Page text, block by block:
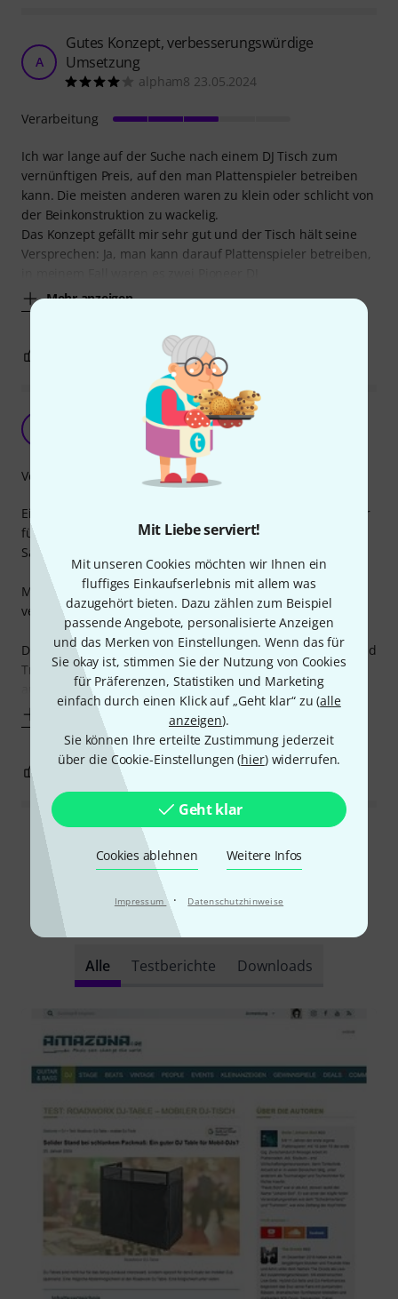
Mit Liebe serviert!
Mit unseren Cookies möchten wir Ihnen ein
fluffiges Einkaufserlebnis mit allem was
dazugehört bieten. Dazu zählen zum Beispiel
passende Angebote, personalisierte Anzeigen
und das Merken von Einstellungen. Wenn das für
Sie okay ist, stimmen Sie der Nutzung von Cookies
für Präferenzen, Statistiken und Marketing
einfach durch einen Klick auf „Geht klar“ zu (alle
anzeigen).
Sie können Ihre erteilte Zustimmung jederzeit
über die Cookie-Einstellungen (hier) widerrufen.
Geht klar
Cookies ablehnen Weitere Infos
Impressum · Datenschutzhinweise
A
Gutes Konzept, verbesserungswürdige
Umsetzung
alpham8 23.05.2024
Ich war lange auf der Suche nach einem DJ Tisch zum
vernünftigen Preis, auf den man Plattenspieler betreiben
kann. Die meisten anderen waren zu klein oder schlicht von
der Beinkonstruktion zu wackelig.
Das Konzept gefällt mir sehr gut und der Tisch hält seine
Versprechen: Ja, man kann darauf Plattenspieler betreiben,
Mehr anzeigen
Verarbeitung
BEWERTUNG MELDEN
Allrounder für viele Einsatzgebiete
Rabatzmacher 01.02.2024
Ein sehr gut verarbeiteter Tisch. Er wird bei uns im Theater
für die Technik verwendet. Damit sind wir flexibler in der
Saal- und Bühnengestaltung.
Man kann ihn auch gut als Theke mit Zapfanlage
verwenden ;)
Das Gewicht schreckt ein wenig ab, da die Tasche genügend
Tragelaschen hat wird das gut ausgeglichen. Schnell
ausgepackt und aufgebaut.
Mehr anzeigen
Verarbeitung
BEWERTUNG MELDEN
Alle Bewertungen lesen
Schon gewusst?
Alle Testberichte Downloads